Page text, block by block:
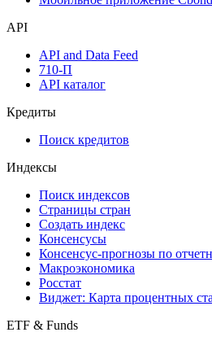
Мобильное приложение Cbonds
API
API and Data Feed
API каталог
Кредиты
Поиск кредитов
Индексы
Поиск индексов
Страницы стран
Создать индекс
Консенсусы
Макроэкономика